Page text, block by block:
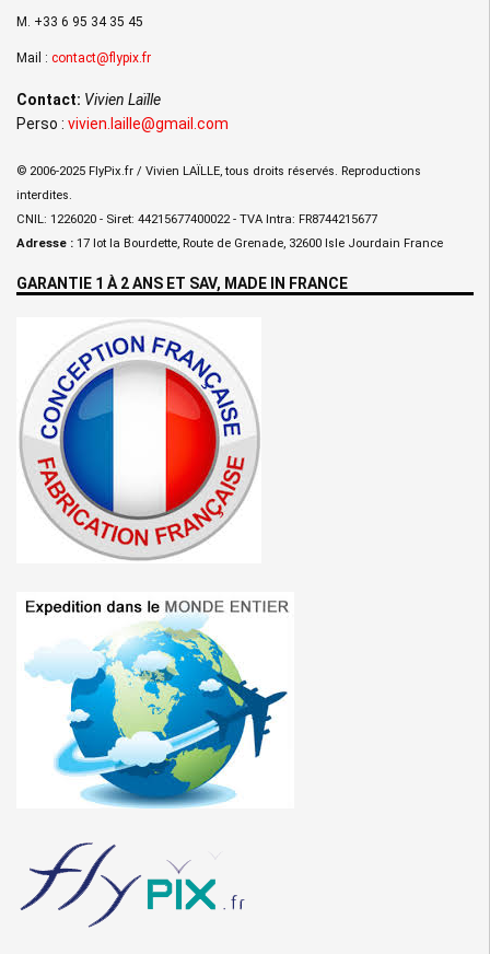
M. +33 6 95 34 35 45
Mail : contact@flypix.fr
Contact: Vivien Laïlle
Perso : vivien.laille@gmail.com
© 2006-2025 FlyPix.fr / Vivien LAÏLLE, tous droits réservés. Reproductions
interdites.
CNIL: 1226020 - Siret: 44215677400022 - TVA Intra: FR8744215677
Adresse : 17 lot la Bourdette, Route de Grenade, 32600 Isle Jourdain France
GARANTIE 1 À 2 ANS ET SAV, MADE IN FRANCE